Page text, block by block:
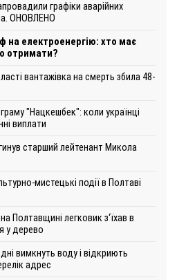
графіки аварійних
ОНОВЛЕНО
на електроенергію: хто має
отримати?
вантажівка на смерть збила 48-
"Нацкешбек": коли українці
виплати
старший лейтенант Микола
мистецькі події в Полтаві
Полтавщині легковик з‘їхав в
у дерево
вимкнуть воду і відкриють
адрес